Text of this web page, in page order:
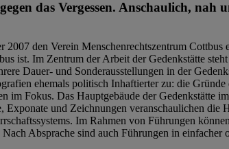
das Vergessen. Anschaulich, nah
den Verein Menschenrechtszentrum
ist. Im Zentrum der Arbeit der Gedenkstätte
Dauer- und Sonderausstellungen in der
ehemals politisch Inhaftierter zu: die
im Fokus. Das Hauptgebäude der Gedenkstätte
Exponate und Zeichnungen veranschaulichen
Im Rahmen von Führungen
Absprache sind auch Führungen in einfacher